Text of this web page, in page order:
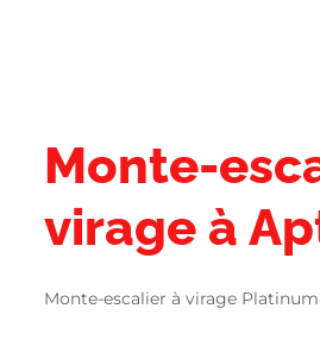
Monte-
virage à
Monte-escalier à virage